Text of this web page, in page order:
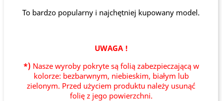
To bardzo popularny i najchętniej kupowany model.
UWAGA !
*) Nasze wyroby pokryte są folią zabezpieczającą w
kolorze: bezbarwnym, niebieskim, białym lub
zielonym. Przed użyciem produktu należy usunąć
folię z jego powierzchni.